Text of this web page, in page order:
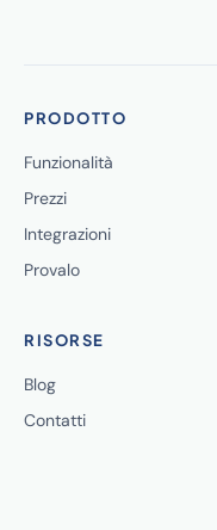
PRODOTTO
Funzionalità
Prezzi
Integrazioni
Provalo
RISORSE
Blog
Contatti